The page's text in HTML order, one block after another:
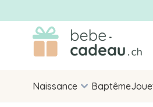
Allez au contenu
Naissance Baptême